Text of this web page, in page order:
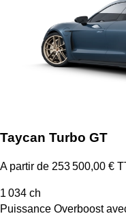
Taycan Turbo GT
A partir de 253 500,00 €
1 034 ch
Puissance Overboost